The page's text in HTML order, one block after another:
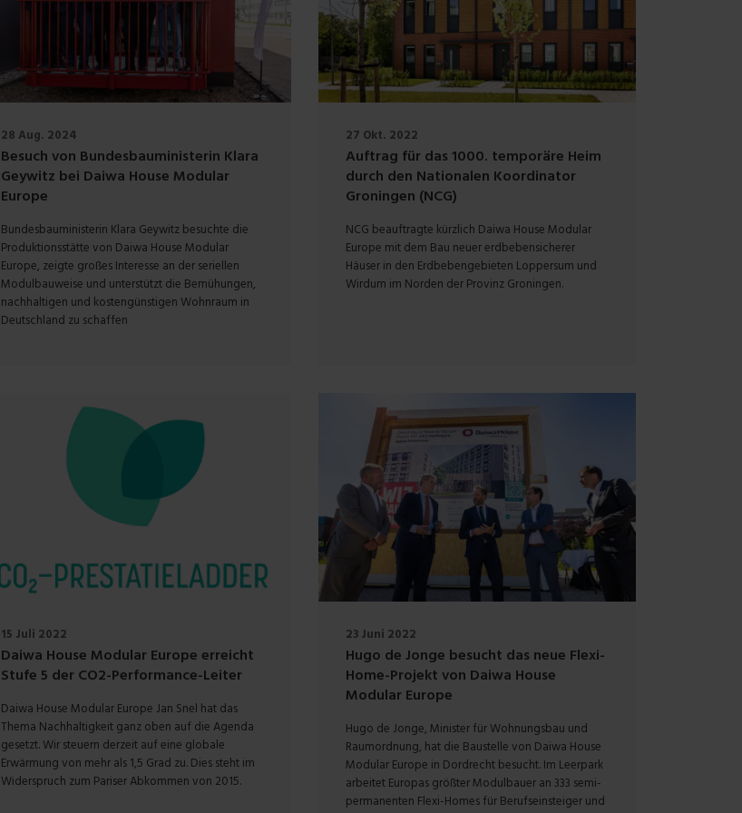
28 Aug. 2024
Besuch von Bundesbauministerin Klara
Geywitz bei Daiwa House Modular
Europe
Bundesbauministerin Klara Geywitz besuchte die
Produktionsstätte von Daiwa House Modular
Europe, zeigte großes Interesse an der seriellen
Modulbauweise und unterstützt die Bemühungen,
nachhaltigen und kostengünstigen Wohnraum in
Deutschland zu schaffen
27 Okt. 2022
Auftrag für das 1000. temporäre Heim
durch den Nationalen Koordinator
Groningen (NCG)
NCG beauftragte kürzlich Daiwa House Modular
Europe mit dem Bau neuer erdbebensicherer
Häuser in den Erdbebengebieten Loppersum und
Wirdum im Norden der Provinz Groningen.
15 Juli 2022
Daiwa House Modular Europe erreicht
Stufe 5 der CO2-Performance-Leiter
Daiwa House Modular Europe Jan Snel hat das
Thema Nachhaltigkeit ganz oben auf die Agenda
gesetzt. Wir steuern derzeit auf eine globale
Erwärmung von mehr als 1,5 Grad zu. Dies steht im
Widerspruch zum Pariser Abkommen von 2015.
23 Juni 2022
Hugo de Jonge besucht das neue Flexi-
Home-Projekt von Daiwa House
Modular Europe
Hugo de Jonge, Minister für Wohnungsbau und
Raumordnung, hat die Baustelle von Daiwa House
Modular Europe in Dordrecht besucht. Im Leerpark
arbeitet Europas größter Modulbauer an 333 semi-
permanenten Flexi-Homes für Berufseinsteiger und